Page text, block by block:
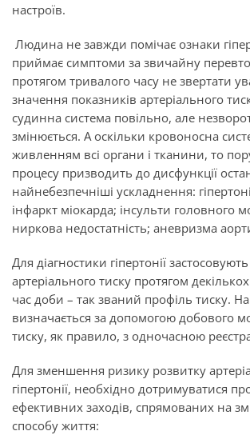
настроїв.
Людина не завжди помічає ознаки
приймає симптоми за звичайну
протягом тривалого часу не звертати
значення показників артеріального
судинна система повільно, але
змінюється. А оскільки кровоносна
живленням всі органи і тканини, то
процесу призводить до дисфункції
найнебезпечніші ускладнення:
інфаркт міокарда; інсульти головного
ниркова недостатність; аневризма
Для діагностики гіпертонії
артеріального тиску протягом
час доби – так званий профіль тиску.
визначається за допомогою добового
тиску, як правило, з одночасною
Для зменшення ризику розвитку
гіпертонії, необхідно дотримуватися
ефективних заходів, спрямованих на
способу життя: